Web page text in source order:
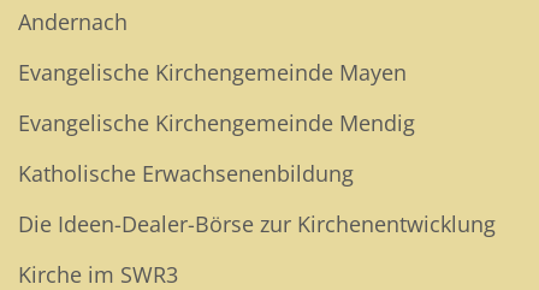
Andernach
Evangelische Kirchengemeinde Mayen
Evangelische Kirchengemeinde Mendig
Katholische Erwachsenenbildung
Die Ideen-Dealer-Börse zur Kirchenentwicklung
Kirche im SWR3